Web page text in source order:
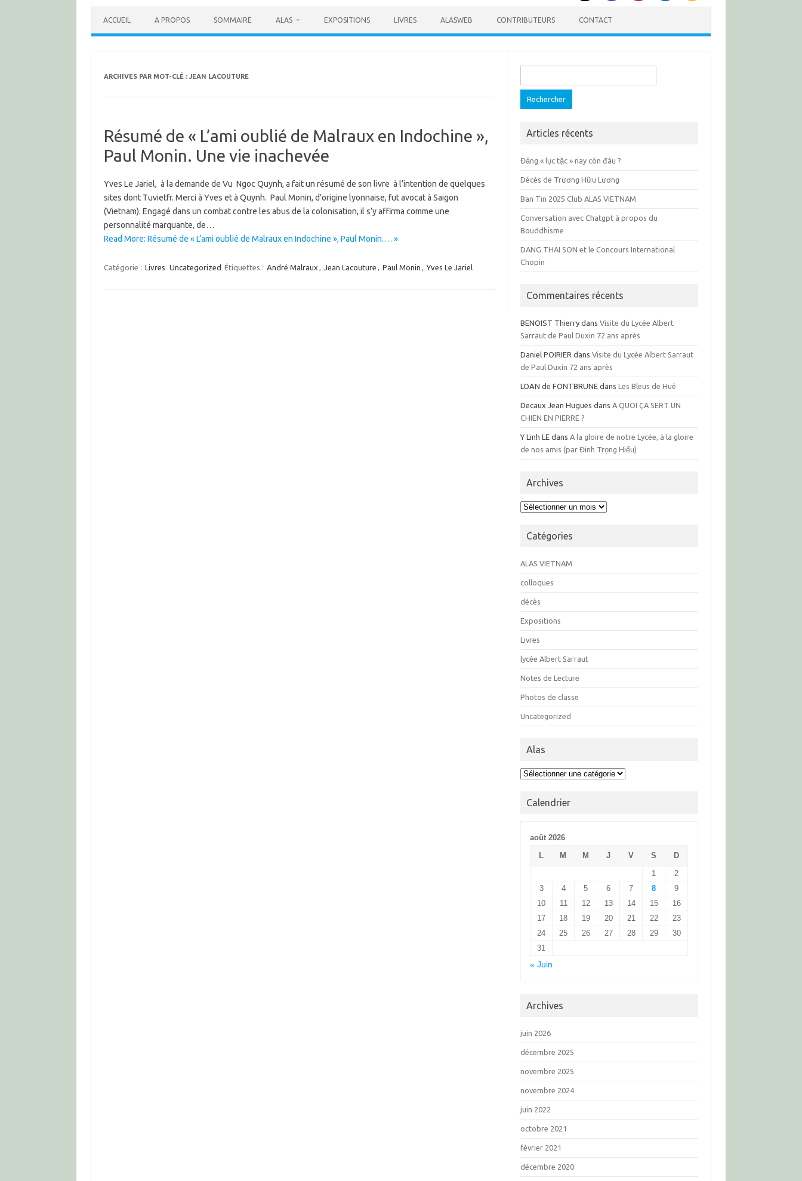
ACCUEIL A PROPOS SOMMAIRE ALAS EXPOSITIONS LIVRES ALASWEB CONTRIBUTEURS CONTACT
ARCHIVES PAR MOT-CLÉ : JEAN LACOUTURE
Résumé de « L’ami oublié de Malraux en Indochine »,
Paul Monin. Une vie inachevée
Yves Le Jariel, à la demande de Vu Ngoc Quynh, a fait un résumé de son livre à l’intention de quelques
sites dont Tuvietfr. Merci à Yves et à Quynh. Paul Monin, d’origine lyonnaise, fut avocat à Saigon
(Vietnam). Engagé dans un combat contre les abus de la colonisation, il s’y affirma comme une
personnalité marquante, de…
Read More: Résumé de « L’ami oublié de Malraux en Indochine », Paul Monin.… »
Catégorie : Livres Uncategorized Étiquettes : André Malraux , Jean Lacouture , Paul Monin , Yves Le Jariel
Articles récents
Đảng « lục tặc » nay còn đâu ?
Décès de Trương Hữu Lương
Ban Tin 2025 Club ALAS VIETNAM
Conversation avec Chatgpt à propos du
Bouddhisme
DANG THAI SON et le Concours International
Chopin
Commentaires récents
BENOIST Thierry dansVisite du Lycée Albert
Sarraut de Paul Duxin 72 ans après
Daniel POIRIER dansVisite du Lycée Albert Sarraut
de Paul Duxin 72 ans après
LOAN de FONTBRUNE dansLes Bleus de Huê
Decaux Jean Hugues dansA QUOI ÇA SERT UN
CHIEN EN PIERRE ?
Y Linh LE dansA la gloire de notre Lycée, à la gloire
de nos amis (par Đinh Trọng Hiếu)
Archives
Archives
Catégories
ALAS VIETNAM
colloques
décès
Expositions
Livres
lycée Albert Sarraut
Notes de Lecture
Photos de classe
Uncategorized
Alas
Alas
Calendrier
août 2026
L
M M J V S
D
1
2
3
4 5 6 7 8
9
10
11 12 13 14 15
16
17
18 19 20 21 22
23
24
25 26 27 28 29
30
31
« Juin
Archives
juin 2026
décembre 2025
novembre 2025
novembre 2024
juin 2022
octobre 2021
février 2021
décembre 2020